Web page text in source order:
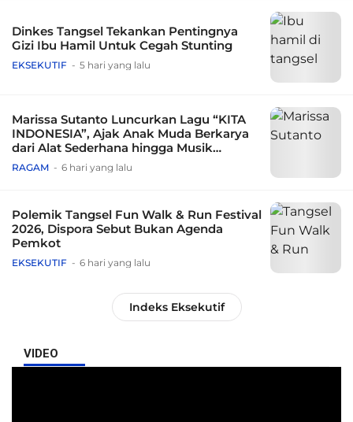
Dinkes Tangsel Tekankan Pentingnya
Gizi Ibu Hamil Untuk Cegah Stunting
EKSEKUTIF 5 hari yang lalu
Marissa Sutanto Luncurkan Lagu “KITA
INDONESIA”, Ajak Anak Muda Berkarya
dari Alat Sederhana hingga Musik
Tradisional
RAGAM 6 hari yang lalu
Polemik Tangsel Fun Walk & Run Festival
2026, Dispora Sebut Bukan Agenda
Pemkot
EKSEKUTIF 6 hari yang lalu
Indeks Eksekutif
VIDEO